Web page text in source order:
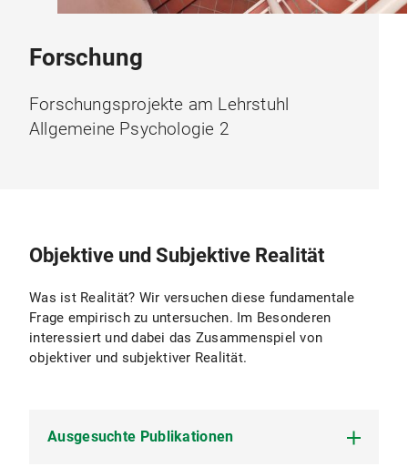
Forschung
Forschungsprojekte am Lehrstuhl
Allgemeine Psychologie 2
Objektive und Subjektive Realität
Was ist Realität? Wir versuchen diese fundamentale
Frage empirisch zu untersuchen. Im Besonderen
interessiert und dabei das Zusammenspiel von
objektiver und subjektiver Realität.
Ausgesuchte Publikationen